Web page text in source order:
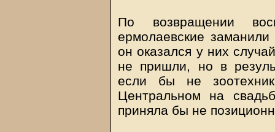
По возвращении
ермолаевские заманили
он оказался у них
не пришли, но в
если бы не
Центральном на
приняла бы не